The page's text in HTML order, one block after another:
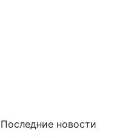
Последние новости